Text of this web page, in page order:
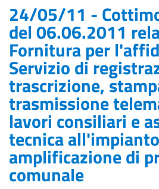
24/05/11 -
del 06.06.2011
Fornitura per
Servizio di
trascrizione,
trasmissione
lavori consiliari e
tecnica
amplificazione di
comunale